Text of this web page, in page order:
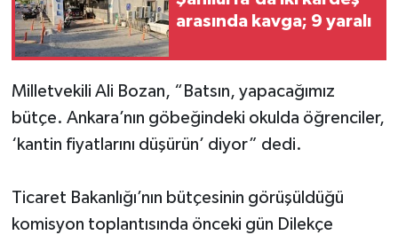
arasında kavga; 9 yaralı
Milletvekili Ali Bozan, “Batsın, yapacağımız
bütçe. Ankara’nın göbeğindeki okulda öğrenciler,
‘kantin fiyatlarını düşürün’ diyor” dedi.
Ticaret Bakanlığı’nın bütçesinin görüşüldüğü
komisyon toplantısında önceki gün Dilekçe